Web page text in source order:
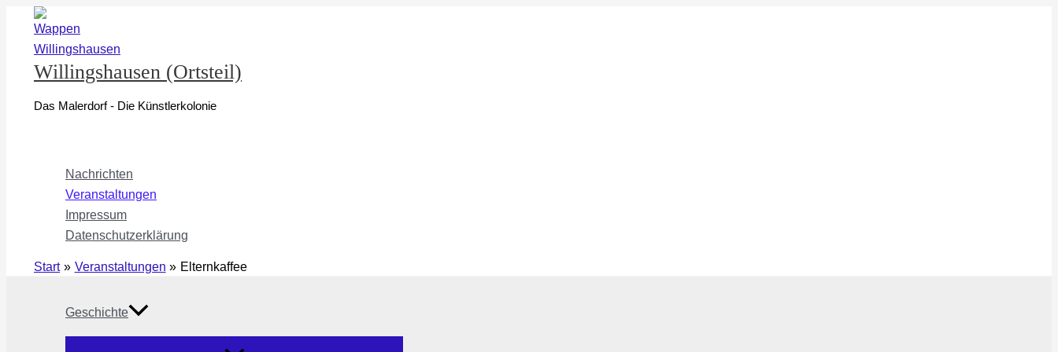
Inhalt
springen
Willingshausen (Ortsteil)
Das Malerdorf - Die Künstlerkolonie
Nachrichten
Veranstaltungen
Impressum
Datenschutzerklärung
Start Veranstaltungen Elternkaffee
Geschichte